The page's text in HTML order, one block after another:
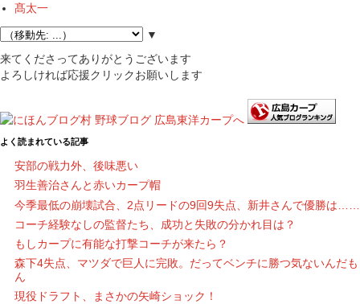
髙太一
▼
来てくださってありがとうございます
よろしければ応援クリックお願いします
よく読まれている記事
安部の戦力外、後味悪い
羽生善治さんと赤いカープ帽
今季最低の崩壊試合、2点リードの9回9失点、新井さんで優勝は……
コーチ経験なしの監督たち、成功と失敗の分かれ目は？
もしカープに有能な打撃コーチが来たら？
森下4失点、マツダで巨人に完敗。だってベンチに勝つ気ないんだも
ん
現役ドラフト、まさかの矢崎ショック！